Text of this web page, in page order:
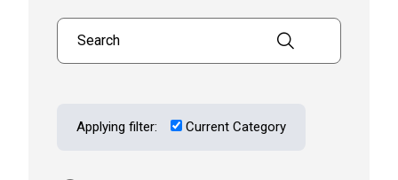
Search products
Applying filter: Current Category